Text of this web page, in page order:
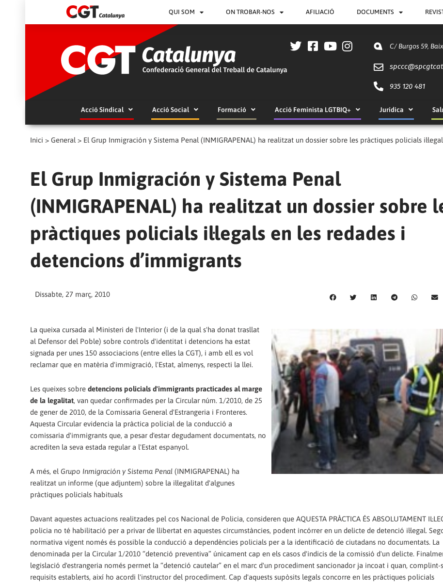
QUI SOM ON TROBAR-NOS AFILIACIÓ DOCUMENTS
C/ Burgos 59,
spccc@
935 120 481
Acció Sindical Acció Social Formació Acció Feminista LGTBIQ+ Jurídica
Inici > General> El Grup Inmigración y Sistema Penal (INMIGRAPENAL) ha realitzat un dossier sobre les pràctiques policials
El Grup Inmigración y Sistema Penal
(INMIGRAPENAL) ha realitzat un dossier sobre
pràctiques policials il·legals en les redades i
detencions d’immigrants
Dissabte, 27 març, 2010
La queixa cursada al Ministeri de l'Interior (i de la qual s'ha donat trasllat
al Defensor del Poble) sobre controls d'identitat i detencions ha estat
signada per unes 150 associacions (entre elles la CGT), i amb ell es vol
reclamar que en matèria d'immigració, l'Estat, almenys, respecti la llei.
Les queixes sobre detencions policials d'immigrants practicades al marge
de la legalitat, van quedar confirmades per la Circular núm. 1/2010, de 25
de gener de 2010, de la Comissaria General d'Estrangeria i Fronteres.
Aquesta Circular evidencia la pràctica policial de la conducció a
comissaria d'immigrants que, a pesar d'estar degudament documentats, no
acrediten la seva estada regular a l'Estat espanyol.
A més, el Grupo Inmigración y Sistema Penal (INMIGRAPENAL) ha
realitzat un informe (que adjuntem) sobre la il·legalitat d'algunes
pràctiques policials habituals
Davant aquestes actuacions realitzades pel cos Nacional de Policia, consideren que AQUESTA PRÀCTICA ÉS ABSOLUTAMENT
policia no té habilitació per a privar de llibertat en aquestes circumstàncies, podent incórrer en un delicte de detenció il·legal.
normativa vigent només és possible la conducció a dependències policials per a la identificació de ciutadans no documentats. La
denominada per la Circular 1/2010 “detenció preventiva” únicament cap en els casos d'indicis de la comissió d'un delicte.
legislació d'estrangeria només permet la “detenció cautelar” en el marc d'un procediment sancionador ja incoat i quan, complint-
requisits establerts, així ho acordi l'instructor del procediment. Cap d'aquests supòsits legals concorre en les pràctiques policials